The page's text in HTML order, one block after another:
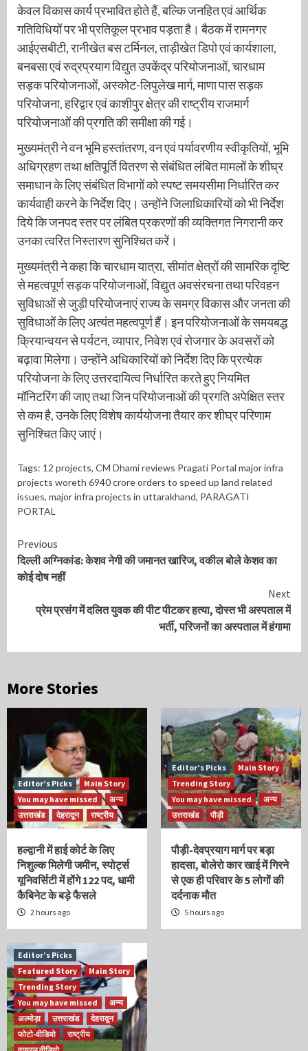
केवल विकास कार्य प्रभावित होते हैं, बल्कि जनहित एवं आर्थिक
गतिविधियों पर भी प्रतिकूल प्रभाव पड़ता है। बैठक में रामनगर
आईएसबीटी, रानीखेत बस टर्मिनल, ताड़ीखेत डिपो एवं कार्यशाला,
बनबसा एवं रुद्रप्रयाग विद्युत उपकेंद्र परियोजनाओं, चारधाम
सड़क परियोजनाओं, अस्कोट-लिपुलेख मार्ग, माणा पास सड़क
परियोजना, हरिद्वार एवं काशीपुर क्षेत्र की राष्ट्रीय राजमार्ग
परियोजनाओं की प्रगति की समीक्षा की गई।
मुख्यमंत्री ने वन भूमि हस्तांतरण, वन एवं पर्यावरणीय स्वीकृतियों, भूमि
अधिग्रहण तथा क्षतिपूर्ति वितरण से संबंधित लंबित मामलों के शीघ्र
समाधान के लिए संबंधित विभागों को स्पष्ट समयसीमा निर्धारित कर
कार्यवाही करने के निर्देश दिए। उन्होंने जिलाधिकारियों को भी निर्देश
दिये कि जनपद स्तर पर लंबित प्रकरणों की व्यक्तिगत निगरानी कर
उनका त्वरित निस्तारण सुनिश्चित करें।
मुख्यमंत्री ने कहा कि चारधाम यात्रा, सीमांत क्षेत्रों की सामरिक दृष्टि
से महत्वपूर्ण सड़क परियोजनाओं, विद्युत अवसंरचना तथा परिवहन
सुविधाओं से जुड़ी परियोजनाएं राज्य के समग्र विकास और जनता की
सुविधाओं के लिए अत्यंत महत्वपूर्ण हैं। इन परियोजनाओं के समयबद्ध
क्रियान्वयन से पर्यटन, व्यापार, निवेश एवं रोजगार के अवसरों को
बढ़ावा मिलेगा। उन्होंने अधिकारियों को निर्देश दिए कि प्रत्येक
परियोजना के लिए उत्तरदायित्व निर्धारित करते हुए नियमित
मॉनिटरिंग की जाए तथा जिन परियोजनाओं की प्रगति अपेक्षित स्तर
से कम है, उनके लिए विशेष कार्ययोजना तैयार कर शीघ्र परिणाम
सुनिश्चित किए जाएं।
Tags: 12 projects, CM Dhami reviews Pragati Portal major infra
projects woreth 6940 crore orders to speed up land related
issues, major infra projects in uttarakhand, PARAGATI
PORTAL
Continue
Reading
Previous
दिल्ली अग्निकांड: केशव नेगी की जमानत खारिज, वकील बोले केशव का
कोई दोष नहीं
Next
प्रेम प्रसंग में दलित युवक की पीट पीटकर हत्या, दोस्त भी अस्पताल में
भर्ती, परिजनों का अस्पताल में हंगामा
More Stories
Editor’s Picks
Main Story
You may have missed
अन्य
उत्तराखंड
देहरादून राष्ट्रीय
हल्द्वानी में हाई कोर्ट के लिए
निशुल्क मिलेगी जमीन, स्पोर्ट्स
यूनिवर्सिटी में होंगे 122 पद, धामी
कैबिनेट के बड़े फैसले
2 hours ago
Editor’s Picks
Main Story
Trending Story
You may have missed
अन्य
उत्तराखंड
पौड़ी
पौड़ी-देवप्रयाग मार्ग पर बड़ा
हादसा, बोलेरो कार खाई में गिरने
से एक ही परिवार के 5 लोगों की
दर्दनाक मौत
5 hours ago
Editor’s Picks
Featured Story
Main Story
Trending Story
You may have missed
अन्य
अल्मोड़ा
उत्तराखंड
देहरादून
फोटो-वीडियो
राष्ट्रीय